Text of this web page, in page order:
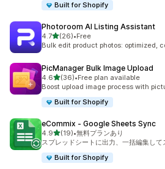
Built for Shopify
Photoroom AI Listing Assistant
4.75つ星中
(26)
合計レビュー数：26件
•Free
Bulk edit product photos: optimized,
PicManager Bulk Image Upload
4.65つ星中
(36)
合計レビュー数：36件
•Free plan available
Boost upload image process with
Built for Shopify
eCommix ‑ Google Sheets Sync
4.95つ星中
(19)
合計レビュー数：19件
•無料プランあり
スプレッドシートに出力、一括編集して
Built for Shopify